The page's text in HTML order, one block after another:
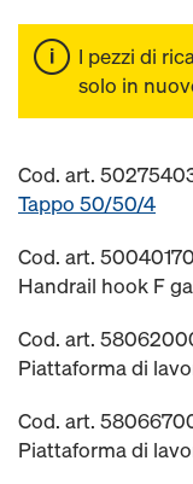
I pezzi di
solo in
Cod. art.
Tappo 50/50/4
Cod. art.
Handrail hook F
Cod. art.
Piattaforma di
Cod. art.
Piattaforma di